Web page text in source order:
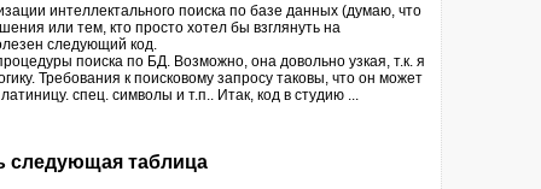
интеллектального поиска по базе данных (думаю, что
или тем, кто просто хотел бы взглянуть на
следующий код.
поиска по БД. Возможно, она довольно узкая, т.к. я
Требования к поисковому запросу таковы, что он может
спец. символы и т.п.. Итак, код в студию ...
следующая таблица